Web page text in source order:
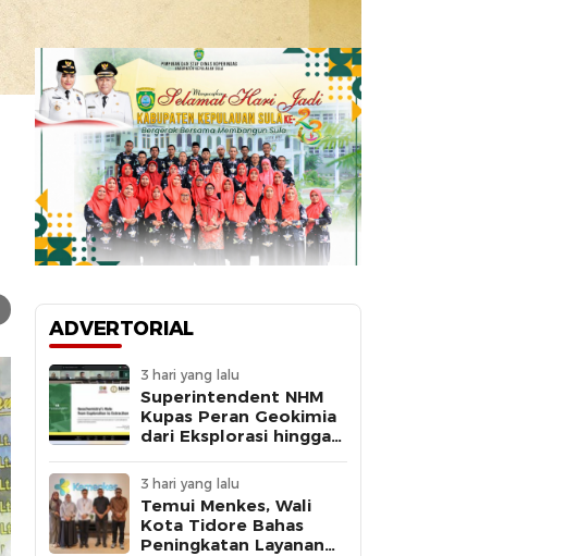
ADVERTORIAL
3 hari yang lalu
Superintendent NHM
Kupas Peran Geokimia
dari Eksplorasi hingga
Webinar MGEI-SC UNG
3 hari yang lalu
Temui Menkes, Wali
Kota Tidore Bahas
Peningkatan Layanan